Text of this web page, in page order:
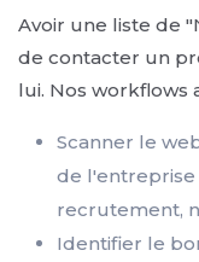
Avoir une liste de
de contacter un
lui. Nos workflows
Scanner le
de l'entreprise
recrutement,
Identifier le